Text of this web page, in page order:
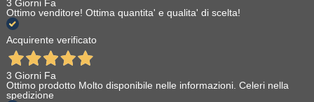
3 Giorni Fa
Ottimo venditore! Ottima quantita' e qualita' di scelta!
Acquirente verificato
3 Giorni Fa
Ottimo prodotto Molto disponibile nelle informazioni. Celeri nella
spedizione